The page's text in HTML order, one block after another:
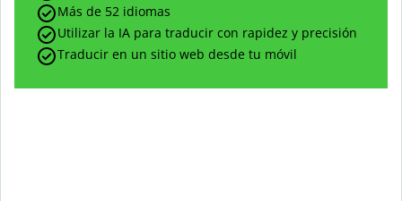
Más de 52 idiomas
Utilizar la IA para traducir con rapidez y precisión
Traducir en un sitio web desde tu móvil